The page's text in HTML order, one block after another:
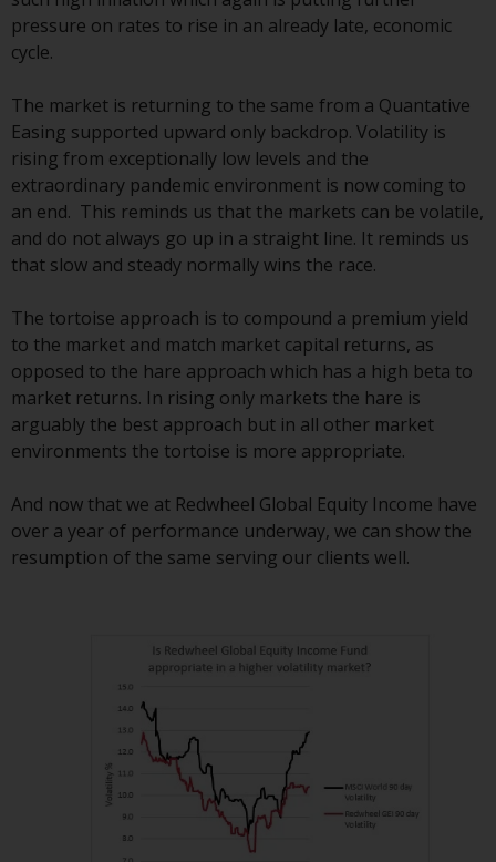
Anlagebedürfnisse eines
Nichts auf dieser Website sollte
als Anlage-, Steuer-, Rechts- oder
sonstige Beratung ausgelegt
werden.
Risikowarnung
Die frühere Wertentwicklung
eines von Redwheel verwalteten
Fonds ist kein Hinweis auf die
zukünftige Wertentwicklung. Der
daraus erzielten Erträge können
sowohl fallen als auch steigen.
Mit Investitionen in die von
angebotenen Produkte und
Dienstleistungen sind erhebliche
Risiken verbunden.
Wechselkursschwankungen
können sich positiv oder negativ
auf den Wert von auf
Fremdwährungen lautenden
Finanzinstrumenten auswirken.
Bestimmte Anlagen,
pressure on rates to rise in an already late, economic
cycle.
The market is returning to the same from a Quantative
Easing supported upward only backdrop. Volatility is
rising from exceptionally low levels and the
extraordinary pandemic environment is now coming to
an end. This reminds us that the markets can be volatile,
and do not always go up in a straight line. It reminds us
that slow and steady normally wins the race.
The tortoise approach is to compound a premium yield
to the market and match market capital returns, as
opposed to the hare approach which has a high beta to
market returns. In rising only markets the hare is
arguably the best approach but in all other market
environments the tortoise is more appropriate.
And now that we at Redwheel Global Equity Income have
over a year of performance underway, we can show the
resumption of the same serving our clients well.